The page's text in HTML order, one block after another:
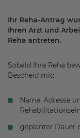
Ihr Reha-Antrag
Ihren Arzt und
Reha antreten.
Sobald Ihre Reha
Bescheid mit:
Name, Adresse
geplanter Dauer